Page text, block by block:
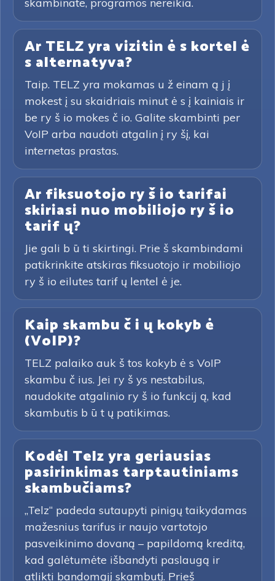
Ar TELZ yra vizitin ė s kortel ė
s alternatyva?
Taip. TELZ yra mokamas u ž einam ą j į
mokest į su skaidriais minut ė s į kainiais ir
be ry š io mokes č io. Galite skambinti per
VoIP arba naudoti atgalin į ry šį, kai
internetas prastas.
Ar fiksuotojo ry š io tarifai
skiriasi nuo mobiliojo ry š io
tarif ų?
Jie gali b ū ti skirtingi. Prie š skambindami
patikrinkite atskiras fiksuotojo ir mobiliojo
ry š io eilutes tarif ų lentel ė je.
Kaip skambu č i ų kokyb ė
(VoIP)?
TELZ palaiko auk š tos kokyb ė s VoIP
skambu č ius. Jei ry š ys nestabilus,
naudokite atgalinio ry š io funkcij ą, kad
skambutis b ū t ų patikimas.
Kodėl Telz yra geriausias
pasirinkimas tarptautiniams
skambučiams?
„Telz“ padeda sutaupyti pinigų taikydamas
mažesnius tarifus ir naujo vartotojo
pasveikinimo dovaną – papildomą kreditą,
kad galėtumėte išbandyti paslaugą ir
atlikti bandomąjį skambutį. Prieš